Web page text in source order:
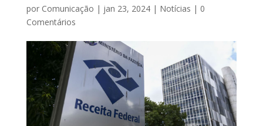
por Comunicação | jan 23, 2024| Notícias | 0
Comentários